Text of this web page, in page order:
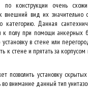
по конструкции очень
внешний вид их значительно
категорию. Данная
к полу при помощи анкерных
в стене или
к стене и прятать за
позволить установку
во внимание данный тип